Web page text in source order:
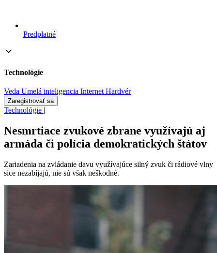
Predplatné
Technológie
Veda Umelá inteligencia Internet Hardvér
Zaregistrovať sa
Technológie |
Nesmrtiace zvukové zbrane využívajú aj
armáda či polícia demokratických štátov
Zariadenia na zvládanie davu využívajúce silný zvuk či rádiové vlny
síce nezabíjajú, nie sú však neškodné.